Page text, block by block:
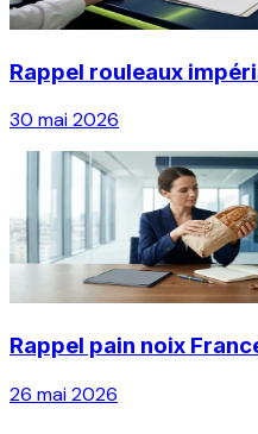
Rappel rouleaux
30 mai 2026
Rappel pain noix
26 mai 2026